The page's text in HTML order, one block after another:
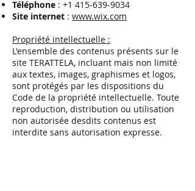
Téléphone : +1 415-639-9034
Site internet : www.wix.com
Propriété intellectuelle :
L'ensemble des contenus présents sur le
site TERATTELA, incluant mais non limité
aux textes, images, graphismes et logos,
sont protégés par les dispositions du
Code de la propriété intellectuelle. Toute
reproduction, distribution ou utilisation
non autorisée desdits contenus est
interdite sans autorisation expresse.